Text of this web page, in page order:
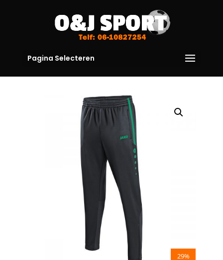
Pagina Selecteren
29%